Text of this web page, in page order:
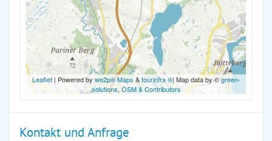
Leaflet| Powered bywe2p® Maps&tourinfra ®| Map data by ©green-
solutions,OSM & Contributors
Kontakt und Anfrage